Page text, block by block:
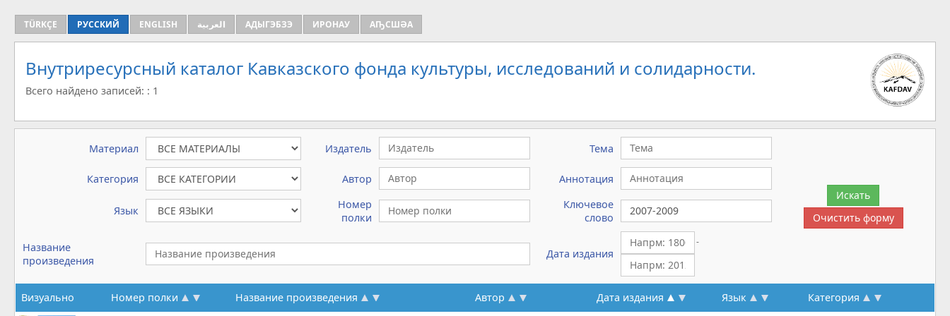
TÜRKÇE РУССКИЙ ENGLISH العربية АДЫГЭБЗЭ ИРОНАУ АҦСШӘА
Внутриресурсный каталог Кавказского фонда культуры, исследований и солидарности.
Всего найдено записей: : 1
Материал Издатель Тема
Категория Автор Аннотация
Язык
Номер
полки
Ключевое
слово
Название
произведения
Дата издания
-
Визуально Номер полки Название произведения Автор Дата издания Язык Категория